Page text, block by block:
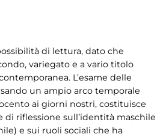
di lettura, dato che
variegato e a vario titolo
L’esame delle
un ampio arco temporale
ai giorni nostri, costituisce
di riflessione sull’identità maschile
e sui ruoli sociali che ha